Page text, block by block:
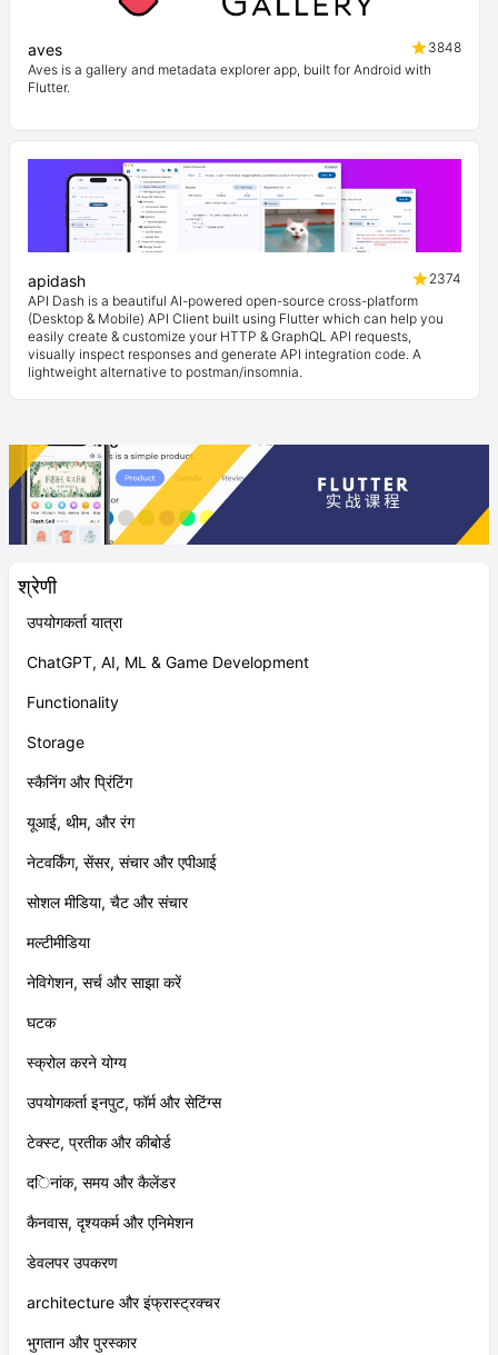
श्रेणी
उपयोगकर्ता यात्रा
ChatGPT, AI, ML & Game Development
Functionality
Storage
स्कैनिंग और प्रिंटिंग
यूआई, थीम, और रंग
नेटवर्किंग, सेंसर, संचार और एपीआई
सोशल मीडिया, चैट और संचार
मल्टीमीडिया
नेविगेशन, सर्च और साझा करें
घटक
स्क्रोल करने योग्य
उपयोगकर्ता इनपुट, फॉर्म और सेटिंग्स
टेक्स्ट, प्रतीक और कीबोर्ड
दिनांक, समय और कैलेंडर
कैनवास, दृश्यकर्म और एनिमेशन
डेवलपर उपकरण
architecture और इंफ्रास्ट्रक्चर
भुगतान और पुरस्कार
aves
3848
Aves is a gallery and metadata explorer app, built for Android with
Flutter.
apidash
2374
API Dash is a beautiful AI-powered open-source cross-platform
(Desktop & Mobile) API Client built using Flutter which can help you
easily create & customize your HTTP & GraphQL API requests,
visually inspect responses and generate API integration code. A
lightweight alternative to postman/insomnia.